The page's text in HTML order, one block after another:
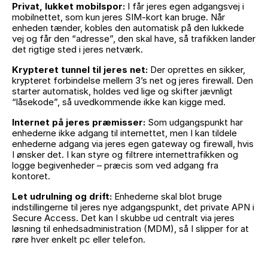
Privat, lukket mobilspor: I får jeres egen adgangsvej i
mobilnettet, som kun jeres SIM-kort kan bruge. Når
enheden tænder, kobles den automatisk på den lukkede
vej og får den “adresse”, den skal have, så trafikken lander
det rigtige sted i jeres netværk.
Krypteret tunnel til jeres net: Der oprettes en sikker,
krypteret forbindelse mellem 3’s net og jeres firewall. Den
starter automatisk, holdes ved lige og skifter jævnligt
“låsekode”, så uvedkommende ikke kan kigge med.
Internet på jeres præmisser: Som udgangspunkt har
enhederne ikke adgang til internettet, men I kan tildele
enhederne adgang via jeres egen gateway og firewall, hvis
I ønsker det. I kan styre og filtrere internettrafikken og
logge begivenheder – præcis som ved adgang fra
kontoret.
Let udrulning og drift: Enhederne skal blot bruge
indstillingerne til jeres nye adgangspunkt, det private APN i
Secure Access. Det kan I skubbe ud centralt via jeres
løsning til enhedsadministration (MDM), så I slipper for at
røre hver enkelt pc eller telefon.